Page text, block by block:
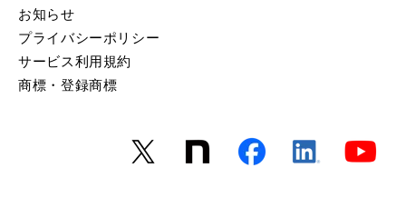
お知らせ
プライバシーポリシー
サービス利用規約
商標・登録商標